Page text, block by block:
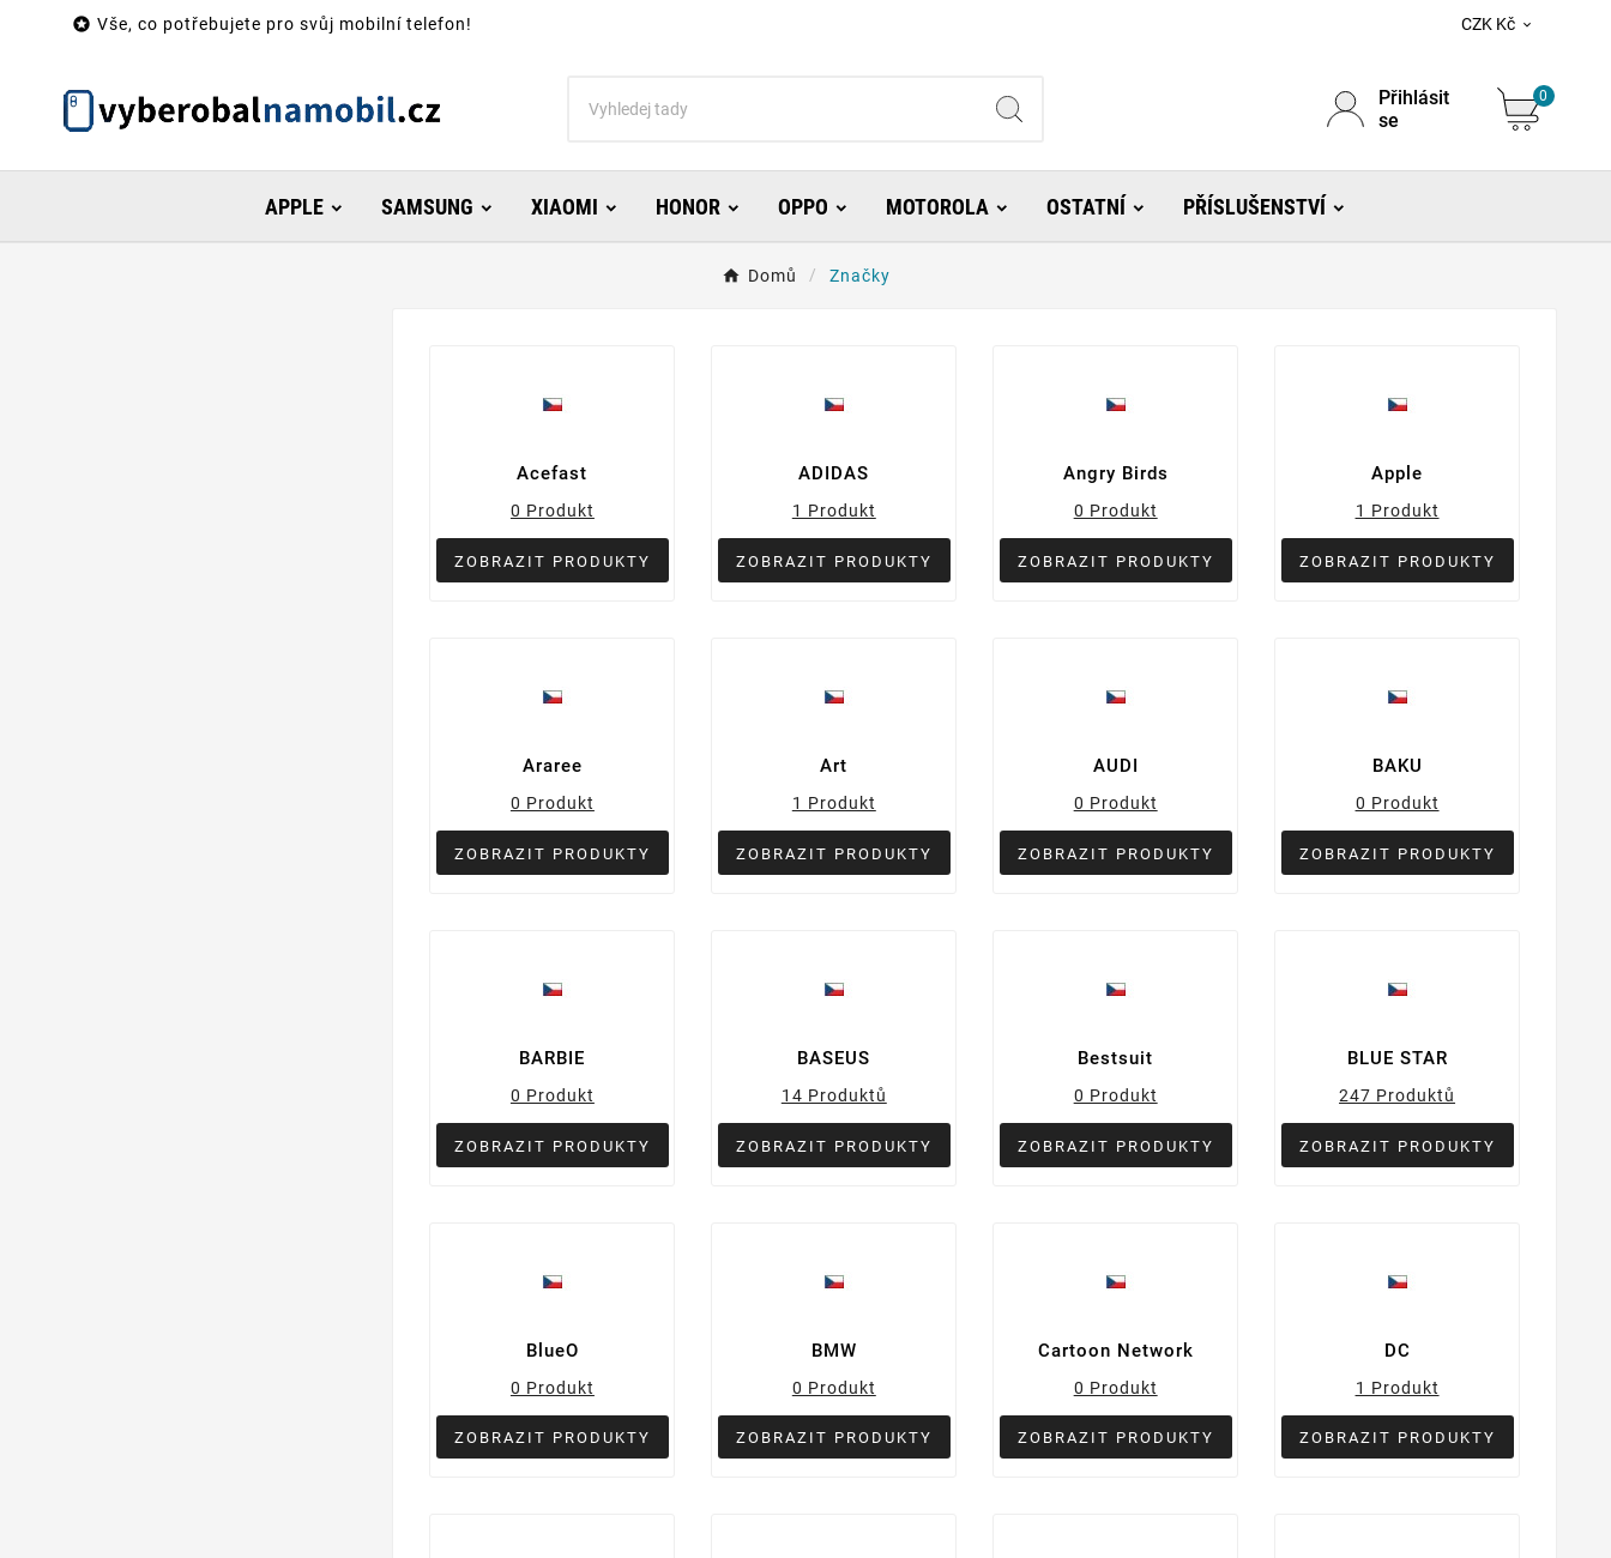
 Vše, co potřebujete pro svůj mobilní telefon! CZK Kč 
Přihlásit
se
0
APPLE SAMSUNG XIAOMI HONOR OPPO MOTOROLA OSTATNÍ PŘÍSLUŠENSTVÍ
Domů Značky
Acefast
0 Produkt
ZOBRAZIT PRODUKTY
ADIDAS
1 Produkt
ZOBRAZIT PRODUKTY
Angry Birds
0 Produkt
ZOBRAZIT PRODUKTY
Apple
1 Produkt
ZOBRAZIT PRODUKTY
Araree
0 Produkt
ZOBRAZIT PRODUKTY
Art
1 Produkt
ZOBRAZIT PRODUKTY
AUDI
0 Produkt
ZOBRAZIT PRODUKTY
BAKU
0 Produkt
ZOBRAZIT PRODUKTY
BARBIE
0 Produkt
ZOBRAZIT PRODUKTY
BASEUS
14 Produktů
ZOBRAZIT PRODUKTY
Bestsuit
0 Produkt
ZOBRAZIT PRODUKTY
BLUE STAR
247 Produktů
ZOBRAZIT PRODUKTY
BlueO
0 Produkt
ZOBRAZIT PRODUKTY
BMW
0 Produkt
ZOBRAZIT PRODUKTY
Cartoon Network
0 Produkt
ZOBRAZIT PRODUKTY
DC
1 Produkt
ZOBRAZIT PRODUKTY